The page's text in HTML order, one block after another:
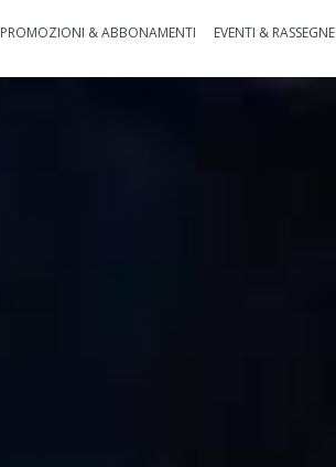
PROMOZIONI & ABBONAMENTI EVENTI & RASSEGNE